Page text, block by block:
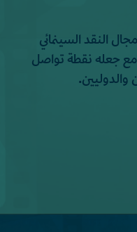
النقد السينمائي
جعله نقطة تواصل